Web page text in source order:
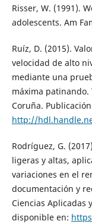
Risser, W. (1991).
adolescents. Am
Ruíz, D. (2015).
velocidad de alto
mediante una
máxima patinando.
Coruña.
http://
Rodríguez, G.
ligeras y altas,
variaciones en el
documentación y
Ciencias Aplicadas
disponible en: